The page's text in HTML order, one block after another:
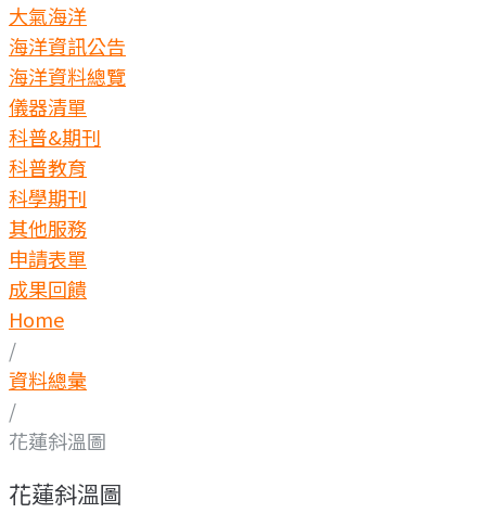
大氣海洋
海洋資訊公告
海洋資料總覽
儀器清單
科普&期刊
科普教育
科學期刊
其他服務
申請表單
成果回饋
Home
/
資料總彙
/
花蓮斜溫圖
花蓮斜溫圖